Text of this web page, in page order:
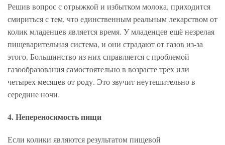
Решив вопрос с отрыжкой и избытком молока, приходится
смириться с тем, что единственным реальным лекарством от
колик младенцев является время. У младенцев ещё незрелая
пищеварительная система, и они страдают от газов из-за
этого. Большинство из них справляется с проблемой
газообразования самостоятельно в возрасте трех или
четырех месяцев от роду. Это звучит неутешительно в
середине ночи.
4. Непереносимость пищи
Если колики являются результатом пищевой